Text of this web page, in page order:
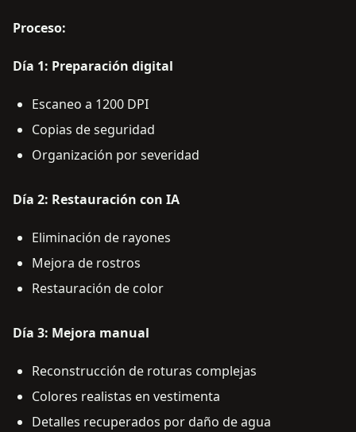
Proceso:
Día 1: Preparación digital
Escaneo a 1200 DPI
Copias de seguridad
Organización por severidad
Día 2: Restauración con IA
Eliminación de rayones
Mejora de rostros
Restauración de color
Día 3: Mejora manual
Reconstrucción de roturas complejas
Colores realistas en vestimenta
Detalles recuperados por daño de agua